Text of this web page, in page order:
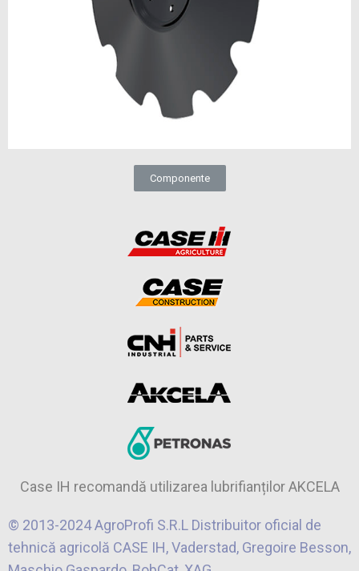
Componente
Case IH recomandă utilizarea lubrifianților AKCELA
© 2013-2024 AgroProfi S.R.L Distribuitor oficial de
tehnică agricolă CASE IH, Vaderstad, Gregoire Besson,